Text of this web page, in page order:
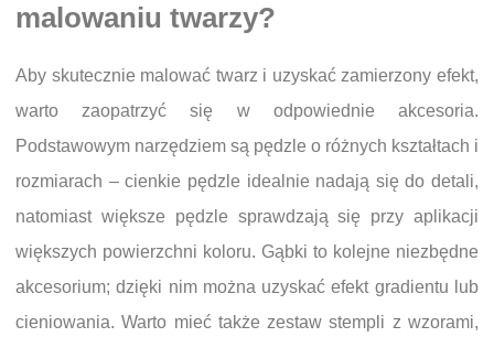
malowaniu twarzy?
Aby skutecznie malować twarz i uzyskać zamierzony efekt,
warto zaopatrzyć się w odpowiednie akcesoria.
Podstawowym narzędziem są pędzle o różnych kształtach i
rozmiarach – cienkie pędzle idealnie nadają się do detali,
natomiast większe pędzle sprawdzają się przy aplikacji
większych powierzchni koloru. Gąbki to kolejne niezbędne
akcesorium; dzięki nim można uzyskać efekt gradientu lub
cieniowania. Warto mieć także zestaw stempli z wzorami,